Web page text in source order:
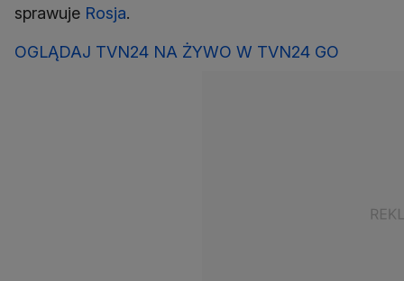
sprawuje Rosja.
OGLĄDAJ TVN24 NA ŻYWO W TVN24 GO